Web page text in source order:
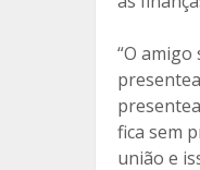
“O
fica sem
união e